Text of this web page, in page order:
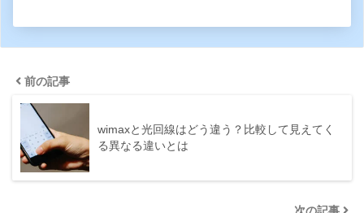
前の記事
wimaxと光回線はどう違う？比較して見えてく
る異なる違いとは